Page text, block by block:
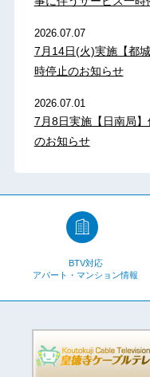
2026.07.07
7月14日(火)実施【都
時停止のお知らせ
2026.07.01
7月8日実施【日南局
のお知らせ
BTV対応
アパート・マンション情報